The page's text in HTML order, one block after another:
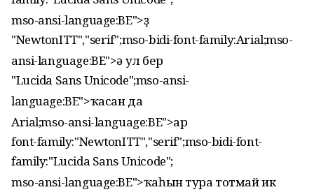
mso-ansi-language:BE">ҙ
"NewtonITT","serif";mso-bidi-font-family:Arial;mso-
ansi-language:BE">ә ул бер
"Lucida Sans Unicode";mso-ansi-
language:BE">ҡасан да
Arial;mso-ansi-language:BE">ар
font-family:"NewtonITT","serif";mso-bidi-font-
family:"Lucida Sans Unicode";
mso-ansi-language:BE">ҡаһын тура тотмай ик